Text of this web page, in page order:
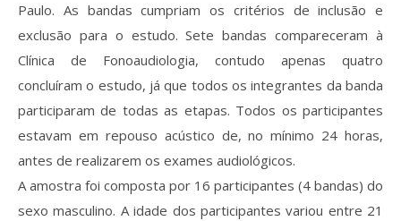
Paulo. As bandas cumpriam os critérios de inclusão e
exclusão para o estudo. Sete bandas compareceram à
Clínica de Fonoaudiologia, contudo apenas quatro
concluíram o estudo, já que todos os integrantes da banda
participaram de todas as etapas. Todos os participantes
estavam em repouso acústico de, no mínimo 24 horas,
antes de realizarem os exames audiológicos.
A amostra foi composta por 16 participantes (4 bandas) do
sexo masculino. A idade dos participantes variou entre 21